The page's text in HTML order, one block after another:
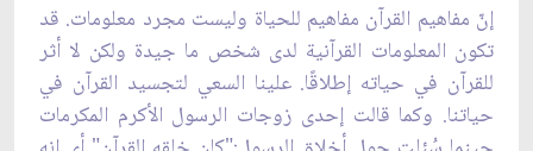
إنّ مفاهيم القرآن مفاهيم للحياة وليست مجرد معلومات. قد
تكون المعلومات القرآنية لدى شخص ما جيدة ولكن لا أثر
للقرآن في حياته إطلاقًا. علينا السعي لتجسيد القرآن في
حياتنا. وكما قالت إحدى زوجات الرسول الأكرم المكرمات